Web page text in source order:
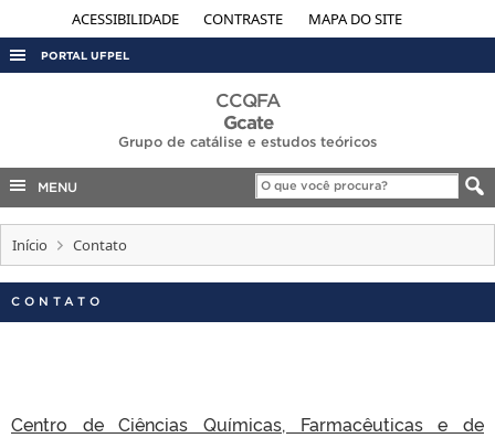
ACESSIBILIDADE CONTRASTE MAPA DO SITE
PORTAL UFPEL
COBALTO
CONCURSOS
EDITAIS
INTERNACIONAL
CCQFA
Gcate
Grupo de catálise e estudos teóricos
MENU
Início Contato
CONTATO
Centro de Ciências Químicas, Farmacêuticas e de